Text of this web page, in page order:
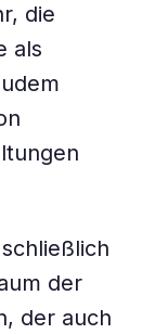
die
als
der
der auch